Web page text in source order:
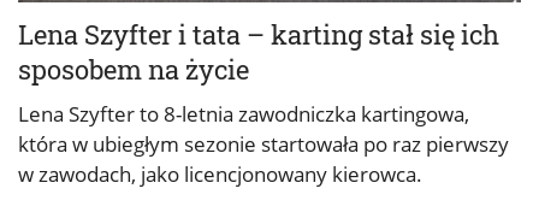
Lena Szyfter i tata – karting stał się ich
sposobem na życie
Lena Szyfter to 8-letnia zawodniczka kartingowa,
która w ubiegłym sezonie startowała po raz pierwszy
w zawodach, jako licencjonowany kierowca.